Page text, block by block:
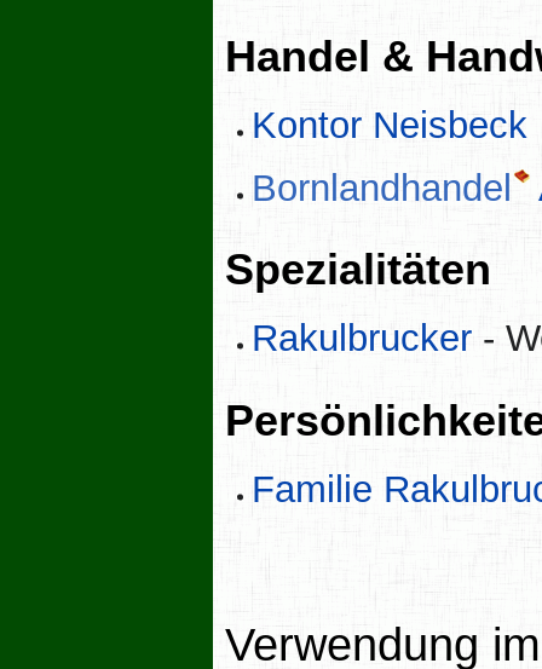
Handel &
Kontor Neisbeck
Bornlandhandel
Spezialitäten
Rakulbrucker -
Familie
Verwendung